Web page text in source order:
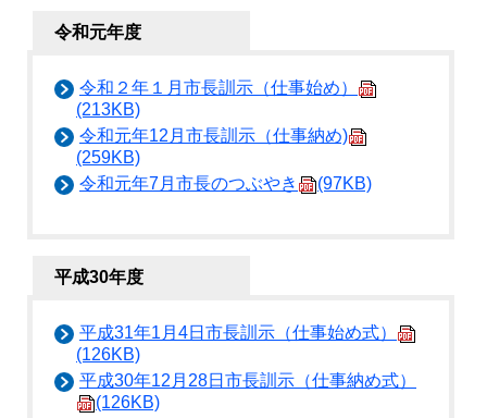
令和元年度
令和２年１月市長訓示（仕事始め）
(213KB)
令和元年12月市長訓示（仕事納め)
(259KB)
令和元年7月市長のつぶやき
(97KB)
平成30年度
平成31年1月4日市長訓示（仕事始め式）
(126KB)
平成30年12月28日市長訓示（仕事納め式）
(126KB)